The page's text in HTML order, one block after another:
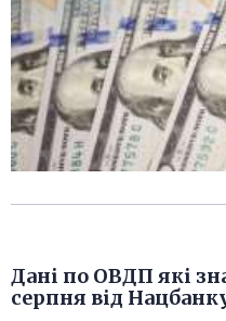
Дані по ОВДП які
серпня від